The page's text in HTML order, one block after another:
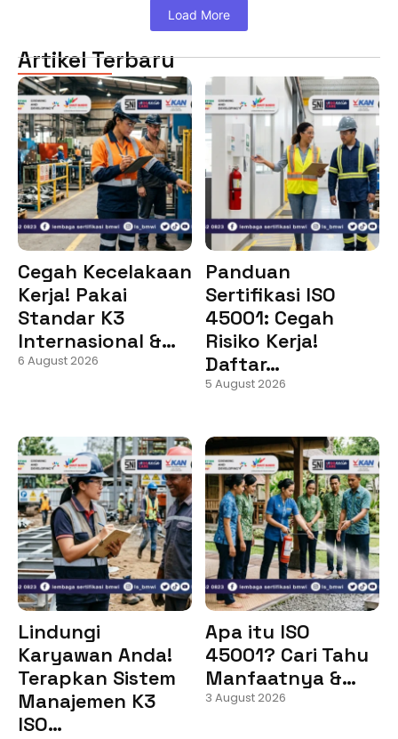
Load More
Artikel Terbaru
Cegah Kecelakaan
Kerja! Pakai
Standar K3
Internasional &…
6 August 2026
Panduan
Sertifikasi ISO
45001: Cegah
Risiko Kerja!
Daftar…
5 August 2026
Lindungi
Karyawan Anda!
Terapkan Sistem
Manajemen K3
ISO…
Apa itu ISO
45001? Cari Tahu
Manfaatnya &…
3 August 2026